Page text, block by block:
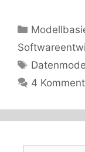
Kategorien
4